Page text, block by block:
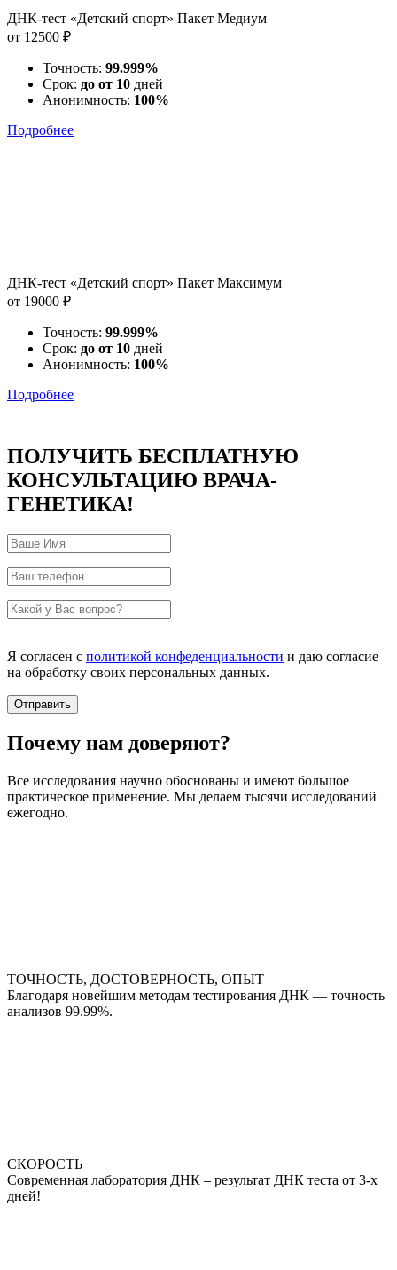
ДНК-тест «Детский спорт» Пакет Медиум
от 12500 ₽
Точность: 99.999%
Срок: до от 10 дней
Анонимность: 100%
Подробнее
ДНК-тест «Детский спорт» Пакет Максимум
от 19000 ₽
Точность: 99.999%
Срок: до от 10 дней
Анонимность: 100%
Подробнее
ПОЛУЧИТЬ БЕСПЛАТНУЮ
КОНСУЛЬТАЦИЮ ВРАЧА-
ГЕНЕТИКА!
Я согласен с политикой конфеденциальности и даю согласие
на обработку своих персональных данных.
Почему нам доверяют?
Все исследования научно обоснованы и имеют большое
практическое применение. Мы делаем тысячи исследований
ежегодно.
ТОЧНОСТЬ, ДОСТОВЕРНОСТЬ, ОПЫТ
Благодаря новейшим методам тестирования ДНК — точность
анализов 99.99%.
СКОРОСТЬ
Современная лаборатория ДНК – результат ДНК теста от 3-х
дней!